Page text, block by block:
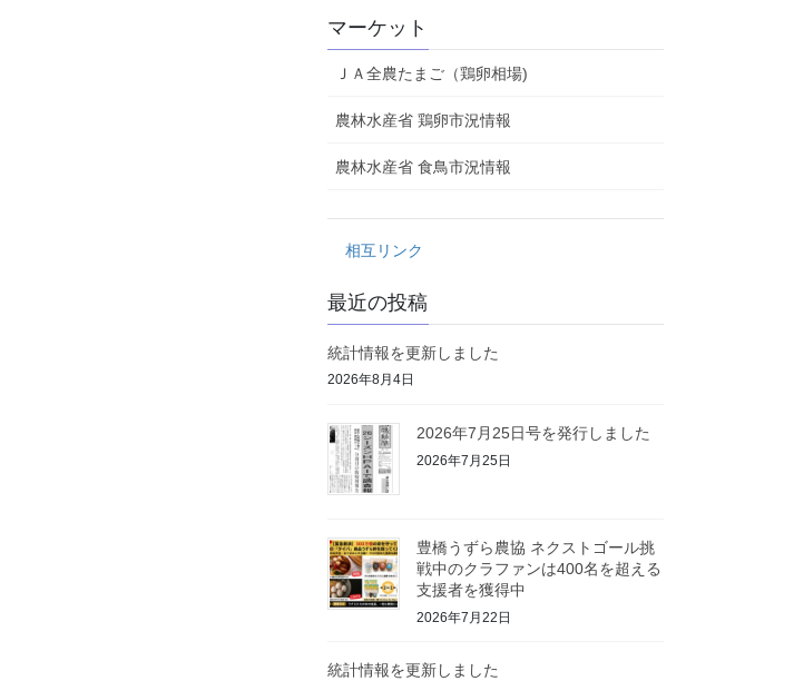
マーケット
ＪＡ全農たまご（鶏卵相場)
農林水産省 鶏卵市況情報
農林水産省 食鳥市況情報
相互リンク
最近の投稿
統計情報を更新しました
2026年8月4日
2026年7月25日号を発行しました
2026年7月25日
豊橋うずら農協 ネクストゴール挑
戦中のクラファンは400名を超える
支援者を獲得中
2026年7月22日
統計情報を更新しました